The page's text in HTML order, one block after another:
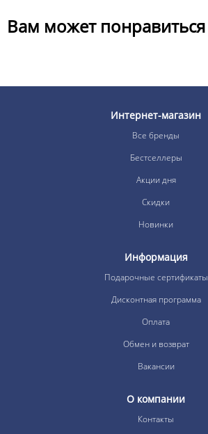
Вам может понравиться
Интернет-магазин
Все бренды
Бестселлеры
Акции дня
Скидки
Новинки
Информация
Подарочные сертификаты
Дисконтная программа
Оплата
Обмен и возврат
Вакансии
О компании
Контакты